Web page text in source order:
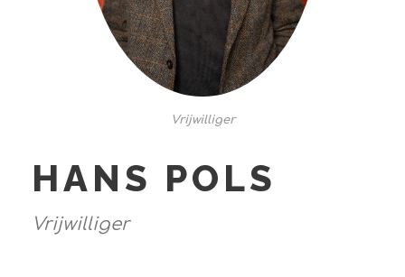
Vrijwilliger
HANS POLS
Vrijwilliger